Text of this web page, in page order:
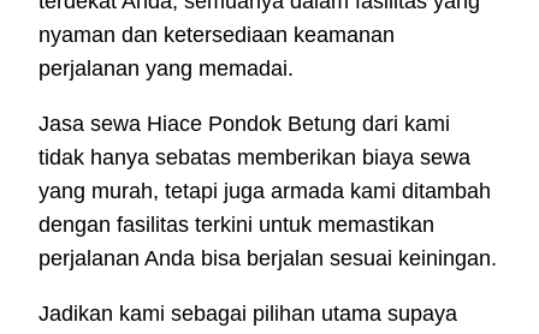
nyaman dan ketersediaan keamanan
perjalanan yang memadai.
Jasa sewa Hiace Pondok Betung dari kami
tidak hanya sebatas memberikan biaya sewa
yang murah, tetapi juga armada kami ditambah
dengan fasilitas terkini untuk memastikan
perjalanan Anda bisa berjalan sesuai keiningan.
Jadikan kami sebagai pilihan utama supaya